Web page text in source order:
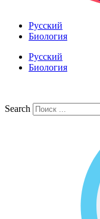
Русский
Биология
Русский
Биология
Search